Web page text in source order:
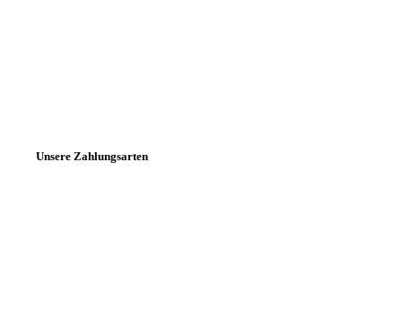
Unsere Zahlungsarten